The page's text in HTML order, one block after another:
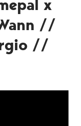
x
//
//